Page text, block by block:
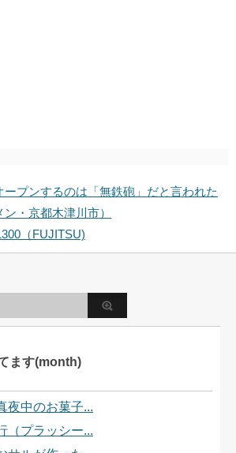
ープンするのは「無鉄砲」だと言われた
・京都木津川市）
（FUJITSU)
ます(month)
夜中のお菓子...
（プラッシー...